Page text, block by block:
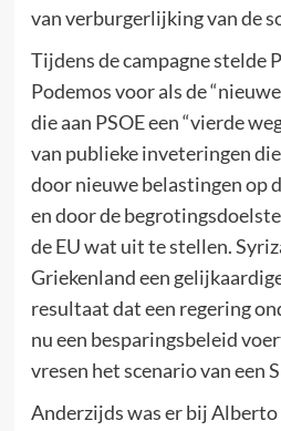
van verburgerlijking van de
Tijdens de campagne stelde
Podemos voor als de
die aan PSOE een “vierde
van publieke inveteringen
door nieuwe belastingen op
en door de
de EU wat uit te stellen.
Griekenland een
resultaat dat een regering
nu een besparingsbeleid
vresen het scenario van een
Anderzijds was er bij Alberto